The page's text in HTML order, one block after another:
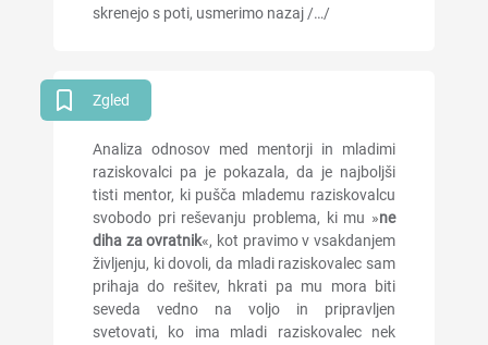
skrenejo s poti, usmerimo nazaj /…/
Zgled
Analiza odnosov med mentorji in mladimi
raziskovalci pa je pokazala, da je najboljši
tisti mentor, ki pušča mlademu raziskovalcu
svobodo pri reševanju problema, ki mu »ne
diha za ovratnik«, kot pravimo v vsakdanjem
življenju, ki dovoli, da mladi raziskovalec sam
prihaja do rešitev, hkrati pa mu mora biti
seveda vedno na voljo in pripravljen
svetovati, ko ima mladi raziskovalec nek